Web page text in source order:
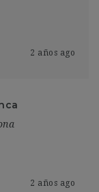
2 años ago
2 años ago